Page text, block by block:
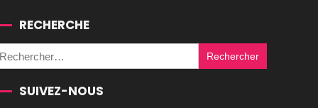
RECHERCHE
Rechercher :
SUIVEZ-NOUS